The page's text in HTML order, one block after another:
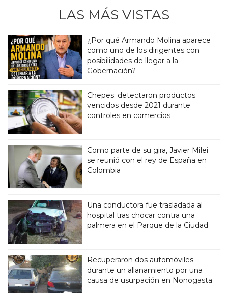
LAS MÁS VISTAS
¿Por qué Armando Molina aparece
como uno de los dirigentes con
posibilidades de llegar a la
Gobernación?
Chepes: detectaron productos
vencidos desde 2021 durante
controles en comercios
Como parte de su gira, Javier Milei
se reunió con el rey de España en
Colombia
Una conductora fue trasladada al
hospital tras chocar contra una
palmera en el Parque de la Ciudad
Recuperaron dos automóviles
durante un allanamiento por una
causa de usurpación en Nonogasta